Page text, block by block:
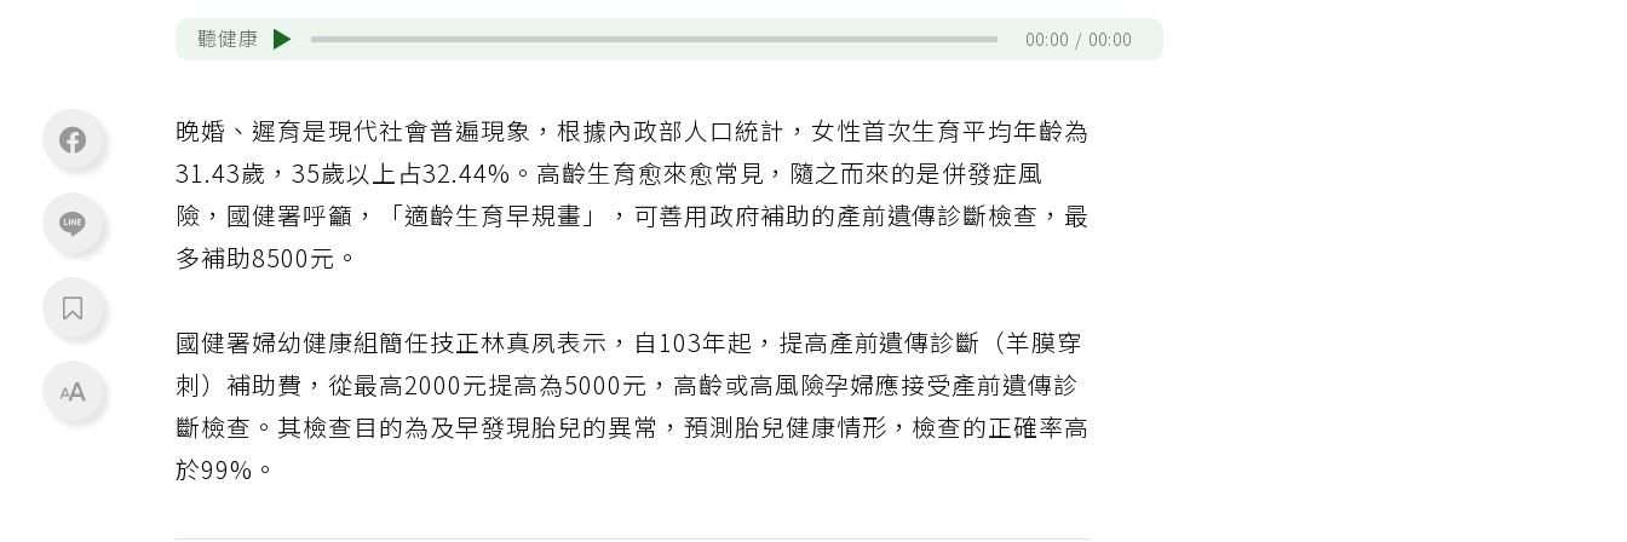
聽健康 00:00 00:00
晚婚、遲育是現代社會普遍現象，根據內政部人口統計，女性首次生育平均年齡為
31.43歲，35歲以上占32.44%。高齡生育愈來愈常見，隨之而來的是併發症風
險，國健署呼籲，「適齡生育早規畫」，可善用政府補助的產前遺傳診斷檢查，最
多補助8500元。
國健署婦幼健康組簡任技正林真夙表示，自103年起，提高產前遺傳診斷（羊膜穿
刺）補助費，從最高2000元提高為5000元，高齡或高風險孕婦應接受產前遺傳診
斷檢查。其檢查目的為及早發現胎兒的異常，預測胎兒健康情形，檢查的正確率高
於99%。